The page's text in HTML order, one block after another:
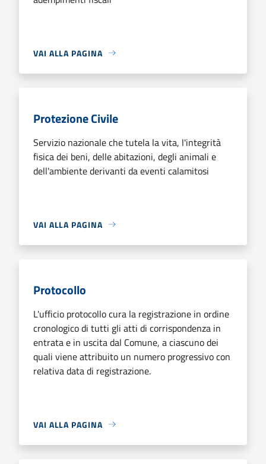
VAI ALLA PAGINA
Protezione Civile
Servizio nazionale che tutela la vita, l'integrità
fisica dei beni, delle abitazioni, degli animali e
dell'ambiente derivanti da eventi calamitosi
VAI ALLA PAGINA
Protocollo
L'ufficio protocollo cura la registrazione in ordine
cronologico di tutti gli atti di corrispondenza in
entrata e in uscita dal Comune, a ciascuno dei
quali viene attribuito un numero progressivo con
relativa data di registrazione.
VAI ALLA PAGINA